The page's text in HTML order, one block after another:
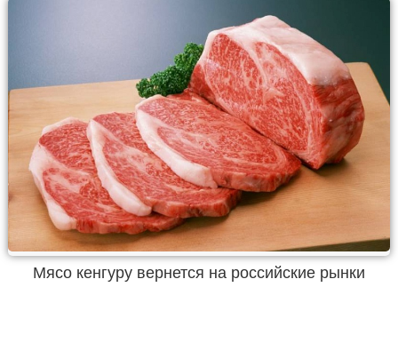
Мясо кенгуру вернется на российские рынки